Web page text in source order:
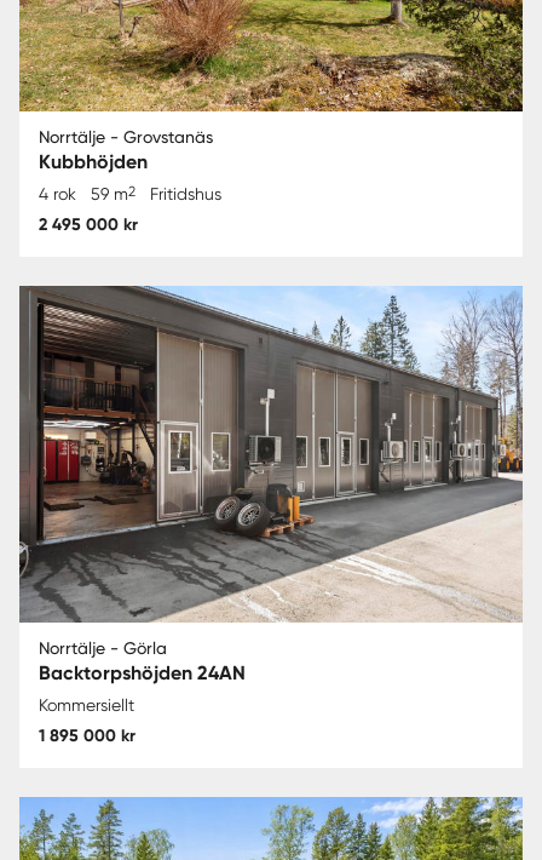
Norrtälje - Grovstanäs
Kubbhöjden
4 rok 59 m2 Fritidshus
2 495 000 kr
Norrtälje - Görla
Backtorpshöjden 24AN
Kommersiellt
1 895 000 kr